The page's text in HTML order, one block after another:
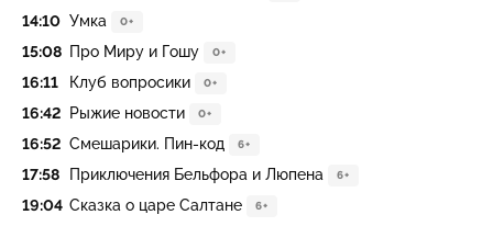
14:10 Умка 0+
15:08 Про Миру и Гошу 0+
16:11 Клуб вопросики 0+
16:42 Рыжие новости 0+
16:52 Смешарики. Пин-код 6+
17:58 Приключения Бельфора и Люпена 6+
19:04 Сказка о царе Салтане 6+